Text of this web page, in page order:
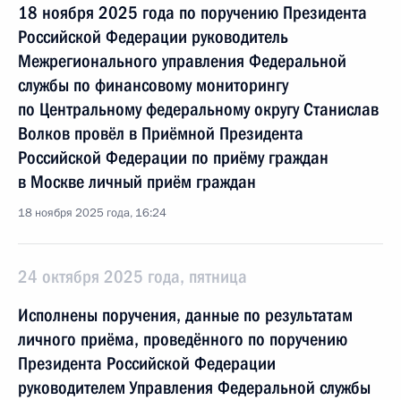
18 ноября 2025 года по поручению Президента
Российской Федерации руководитель
Межрегионального управления Федеральной
службы по финансовому мониторингу
по Центральному федеральному округу Станислав
Волков провёл в Приёмной Президента
Российской Федерации по приёму граждан
в Москве личный приём граждан
18 ноября 2025 года, 16:24
24 октября 2025 года, пятница
Исполнены поручения, данные по результатам
личного приёма, проведённого по поручению
Президента Российской Федерации
руководителем Управления Федеральной службы